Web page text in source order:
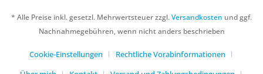
* Alle Preise inkl. gesetzl. Mehrwertsteuer zzgl.Versandkosten und ggf.
Nachnahmegebühren, wenn nicht anders beschrieben
Cookie-Einstellungen
Rechtliche Vorabinformationen